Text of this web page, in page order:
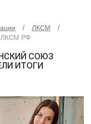
ЛКСМ
ЛКСМ РФ
СОЮЗ
ИТОГИ